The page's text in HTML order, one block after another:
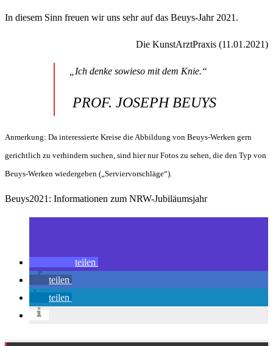
In diesem Sinn freuen wir uns sehr auf das Beuys-Jahr 2021.
Die KunstArztPraxis (11.01.2021)
„Ich denke sowieso mit dem Knie.“
PROF. JOSEPH BEUYS
Anmerkung: Da interessierte Kreise die Abbildung von Beuys-Werken gern
gerichtlich zu verhindern suchen, sind hier nur Fotos zu sehen, die den Typ von
Beuys-Werken wiedergeben („Serviervorschläge“).
Beuys2021: Informationen zum NRW-Jubiläumsjahr
teilen
teilen
teilen